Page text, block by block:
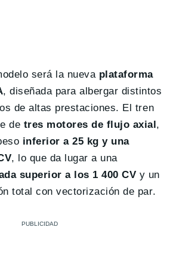
será la nueva plataforma
, diseñada para albergar distintos
de altas prestaciones. El tren
de tres motores de flujo axial ,
inferior a 25 kg y una
, lo que da lugar a una
superior a los 1 400 CV y un
total con vectorización de par.